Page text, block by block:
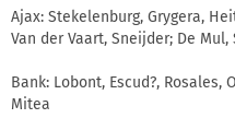
Ajax: Stekelenburg, Grygera,
Van der Vaart, Sneijder; De Mul,
Bank: Lobont, Escud?, Rosales,
Mitea